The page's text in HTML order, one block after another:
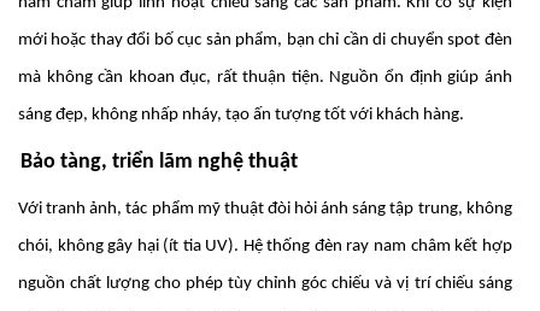
mới hoặc thay đổi bố cục sản phẩm, bạn chỉ cần di chuyển spot đèn
mà không cần khoan đục, rất thuận tiện. Nguồn ổn định giúp ánh
sáng đẹp, không nhấp nháy, tạo ấn tượng tốt với khách hàng.
Bảo tàng, triển lãm nghệ thuật
Với tranh ảnh, tác phẩm mỹ thuật đòi hỏi ánh sáng tập trung, không
chói, không gây hại (ít tia UV). Hệ thống đèn ray nam châm kết hợp
nguồn chất lượng cho phép tùy chỉnh góc chiếu và vị trí chiếu sáng